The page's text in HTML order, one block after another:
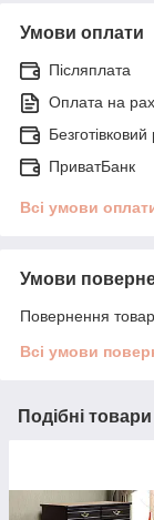
Умови оплати
Післяплата
Оплата на
ПриватБанк
Всі умови
Умови
Повернення
Всі умови
Подібні